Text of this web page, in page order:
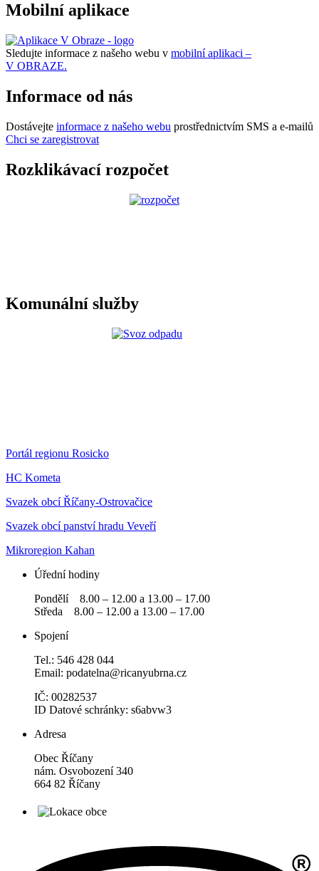
Mobilní aplikace
Sledujte informace z našeho webu v mobilní aplikaci –
V OBRAZE.
Informace od nás
Dostávejte informace z našeho webu prostřednictvím SMS a e-mailů
Chci se zaregistrovat
Rozklikávací rozpočet
Komunální služby
Portál regionu Rosicko
HC Kometa
Svazek obcí Říčany-Ostrovačice
Svazek obcí panství hradu Veveří
Mikroregion Kahan
Úřední hodiny
Pondělí 8.00 – 12.00 a 13.00 – 17.00
Středa 8.00 – 12.00 a 13.00 – 17.00
Spojení
Tel.: 546 428 044
Email: podatelna@ricanyubrna.cz
IČ: 00282537
ID Datové schránky: s6abvw3
Adresa
Obec Říčany
nám. Osvobození 340
664 82 Říčany